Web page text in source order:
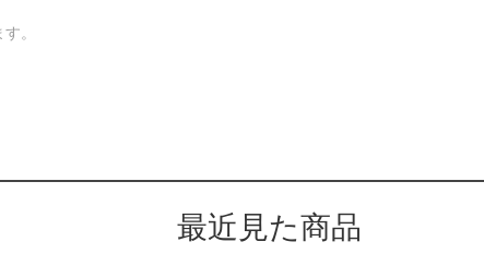
。
最近見た商品